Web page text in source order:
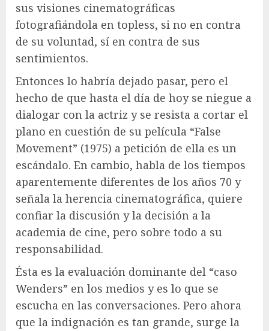
sus visiones cinematográficas
fotografiándola en topless, si no en contra
de su voluntad, sí en contra de sus
sentimientos.
Entonces lo habría dejado pasar, pero el
hecho de que hasta el día de hoy se niegue a
dialogar con la actriz y se resista a cortar el
plano en cuestión de su película “False
Movement” (1975) a petición de ella es un
escándalo. En cambio, habla de los tiempos
aparentemente diferentes de los años 70 y
señala la herencia cinematográfica, quiere
confiar la discusión y la decisión a la
academia de cine, pero sobre todo a su
responsabilidad.
Ésta es la evaluación dominante del “caso
Wenders” en los medios y es lo que se
escucha en las conversaciones. Pero ahora
que la indignación es tan grande, surge la